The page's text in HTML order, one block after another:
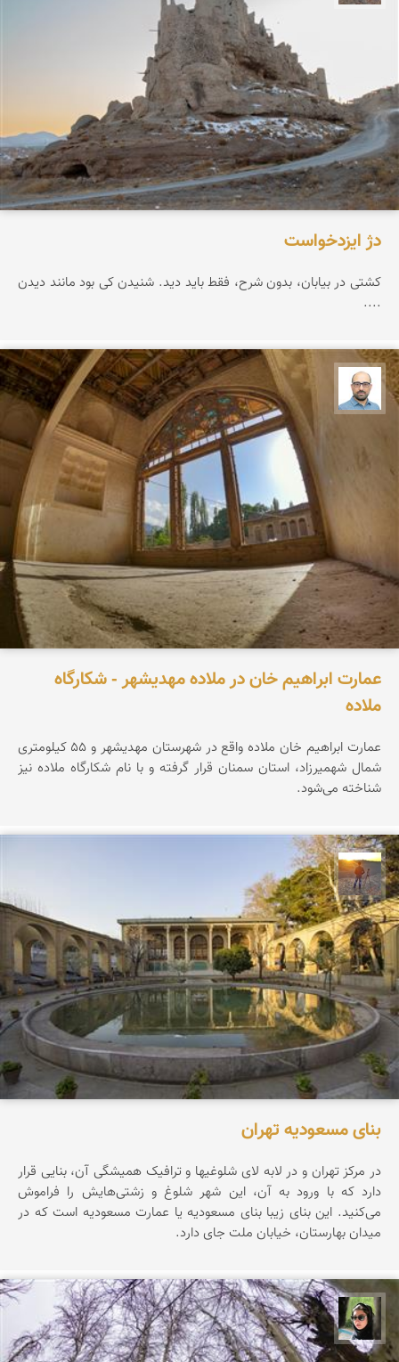
دژ ایزدخواست
کشتی در بیابان، بدون شرح، فقط باید دید. شنیدن کی بود مانند دیدن
....
بابک ارجمندی
عمارت ابراهیم خان در ملاده مهدیشهر - شکارگاه
ملاده
عمارت ابراهیم خان ملاده واقع در شهرستان مهدیشهر و ۵۵ کیلومتری
شمال شهمیرزاد، استان سمنان قرار گرفته و با نام شکارگاه ملاده نیز
شناخته می‌شود.
مهدی مخلصیان
بنای مسعودیه تهران
در مرکز تهران و در لابه لای شلوغیها و ترافیک همیشگی آن، بنایی قرار
دارد که با ورود به آن، این شهر شلوغ و زشتی‌هایش را فراموش
می‌کنید. این بنای زیبا بنای مسعودیه یا عمارت مسعودیه است که در
میدان بهارستان، خیابان ملت جای دارد.
سپیده اصلان